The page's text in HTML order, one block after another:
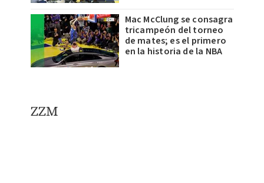
Mac McClung se consagra
tricampeón del torneo
de mates; es el primero
en la historia de la NBA
ZZM